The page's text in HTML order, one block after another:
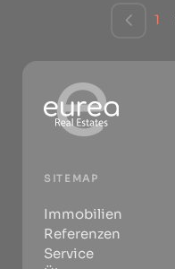
1
SITEMAP
Immobilien
Referenzen
Service